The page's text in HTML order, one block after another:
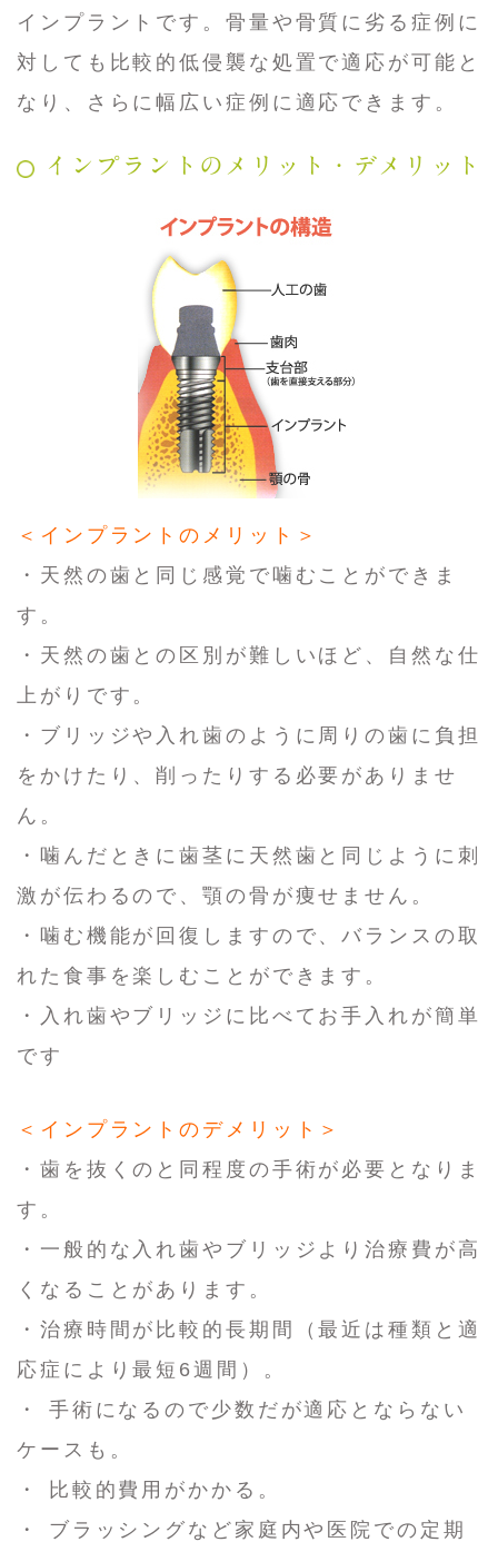
インプラントです。骨量や骨質に劣る症例に
対しても比較的低侵襲な処置で適応が可能と
なり、さらに幅広い症例に適応できます。
インプラントのメリット・デメリット
＜インプラントのメリット＞
・天然の歯と同じ感覚で噛むことができま
す。
・天然の歯との区別が難しいほど、自然な仕
上がりです。
・ブリッジや入れ歯のように周りの歯に負担
をかけたり、削ったりする必要がありませ
ん。
・噛んだときに歯茎に天然歯と同じように刺
激が伝わるので、顎の骨が痩せません。
・噛む機能が回復しますので、バランスの取
れた食事を楽しむことができます。
・入れ歯やブリッジに比べてお手入れが簡単
です
＜インプラントのデメリット＞
・歯を抜くのと同程度の手術が必要となりま
す。
・一般的な入れ歯やブリッジより治療費が高
くなることがあります。
・治療時間が比較的長期間（最近は種類と適
応症により最短6週間）。
・ 手術になるので少数だが適応とならない
ケースも。
・ 比較的費用がかかる。
・ ブラッシングなど家庭内や医院での定期